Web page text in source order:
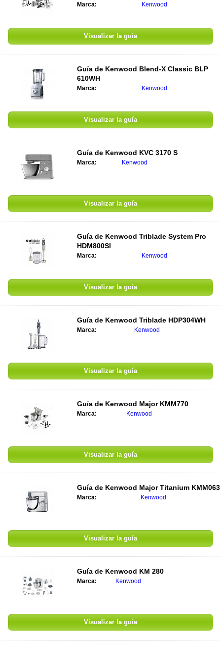
Marca: Kenwood
Visualizar la guía
Guía de Kenwood Blend-X Classic BLP
610WH
Marca: Kenwood
Visualizar la guía
Guía de Kenwood KVC 3170 S
Marca: Kenwood
Visualizar la guía
Guía de Kenwood Triblade System Pro
HDM800SI
Marca: Kenwood
Visualizar la guía
Guía de Kenwood Triblade HDP304WH
Marca: Kenwood
Visualizar la guía
Guía de Kenwood Major KMM770
Marca: Kenwood
Visualizar la guía
Guía de Kenwood Major Titanium KMM063
Marca: Kenwood
Visualizar la guía
Guía de Kenwood KM 280
Marca: Kenwood
Visualizar la guía